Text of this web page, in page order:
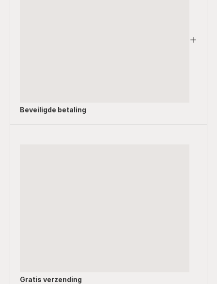
Beveiligde betaling
Gratis verzending